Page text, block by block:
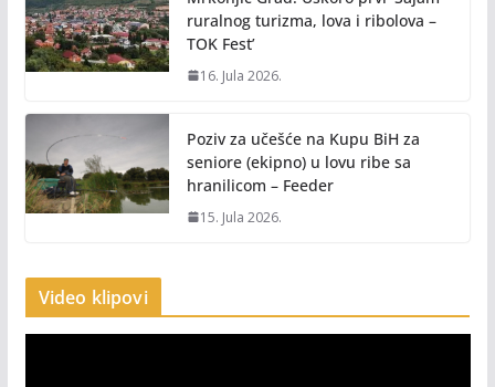
ruralnog turizma, lova i ribolova –
TOK Fest’
16. Jula 2026.
Poziv za učešće na Kupu BiH za
seniore (ekipno) u lovu ribe sa
hranilicom – Feeder
15. Jula 2026.
Video klipovi